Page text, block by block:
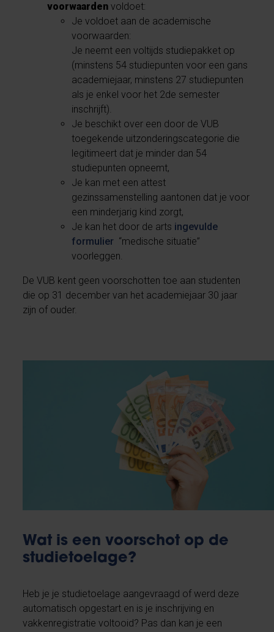
voorwaarden voldoet:
Je voldoet aan de academische
voorwaarden:
Je neemt een voltijds studiepakket op
(minstens 54 studiepunten voor een gans
academiejaar, minstens 27 studiepunten
als je enkel voor het 2de semester
inschrijft).
Je beschikt over een door de VUB
toegekende uitzonderingscategorie die
legitimeert dat je minder dan 54
studiepunten opneemt,
Je kan met een attest
gezinssamenstelling aantonen dat je voor
een minderjarig kind zorgt,
Je kan het door de arts ingevulde
formulier “medische situatie”
voorleggen.
De VUB kent geen voorschotten toe aan studenten
die op 31 december van het academiejaar 30 jaar
zijn of ouder.
Wat is een voorschot op de
studietoelage?
Heb je je studietoelage aangevraagd of werd deze
automatisch opgestart en is je inschrijving en
vakkenregistratie voltooid? Pas dan kan je een